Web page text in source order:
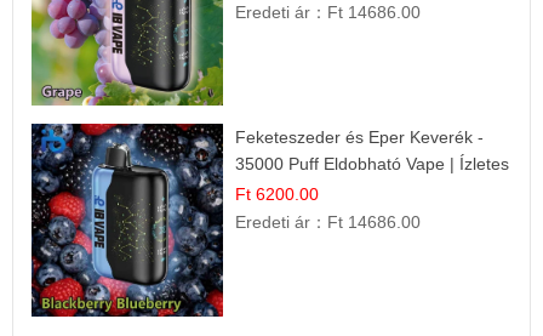
Eredeti ár： Ft 14686.00
Feketeszeder és Eper Keverék -
35000 Puff Eldobható Vape | Ízletes
Gyümölcsökombináció!
Ft 6200.00
Eredeti ár： Ft 14686.00